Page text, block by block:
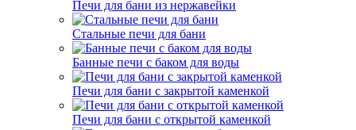
Печи для бани из нержавейки
Стальные печи для бани
Банные печи с баком для воды
Печи для бани с закрытой каменкой
Печи для бани с открытой каменкой